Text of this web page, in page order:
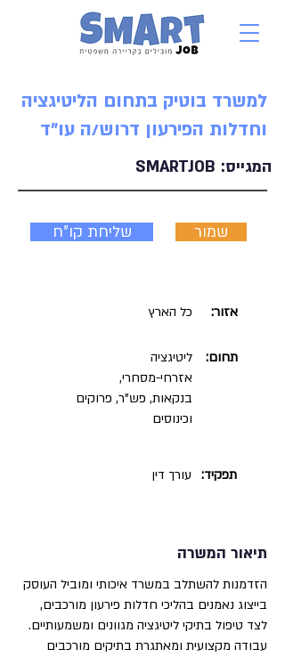
למשרד בוטיק בתחום הליטיגציה
וחדלות הפירעון דרוש/ה עו"ד
SMARTJOB המגייס:
שליחת קו"ח שמור
כל הארץ אזור:
ליטיגציה
אזרחי-מסחרי,
בנקאות, פש"ר, פרוקים
וכינוסים
תחום:
עורך דין תפקיד:
תיאור המשרה
הזדמנות להשתלב במשרד איכותי ומוביל העוסק
בייצוג נאמנים בהליכי חדלות פירעון מורכבים,
לצד טיפול בתיקי ליטיגציה מגוונים ומשמעותיים.
עבודה מקצועית ומאתגרת בתיקים מורכבים